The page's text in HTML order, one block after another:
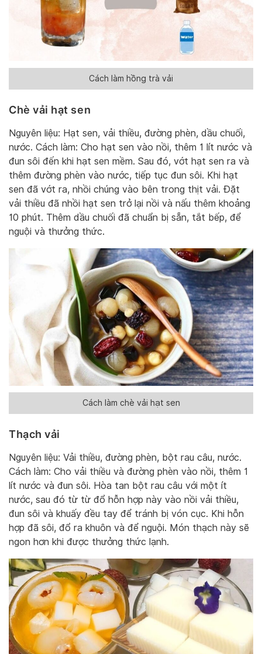
Cách làm hồng trà vải
Chè vải hạt sen
Nguyên liệu: Hạt sen, vải thiều, đường phèn, dầu chuối,
nước. Cách làm: Cho hạt sen vào nồi, thêm 1 lít nước và
đun sôi đến khi hạt sen mềm. Sau đó, vớt hạt sen ra và
thêm đường phèn vào nước, tiếp tục đun sôi. Khi hạt
sen đã vớt ra, nhồi chúng vào bên trong thịt vải. Đặt
vải thiều đã nhồi hạt sen trở lại nồi và nấu thêm khoảng
10 phút. Thêm dầu chuối đã chuẩn bị sẵn, tắt bếp, để
nguội và thưởng thức.
Cách làm chè vải hạt sen
Thạch vải
Nguyên liệu: Vải thiều, đường phèn, bột rau câu, nước.
Cách làm: Cho vải thiều và đường phèn vào nồi, thêm 1
lít nước và đun sôi. Hòa tan bột rau câu với một ít
nước, sau đó từ từ đổ hỗn hợp này vào nồi vải thiều,
đun sôi và khuấy đều tay để tránh bị vón cục. Khi hỗn
hợp đã sôi, đổ ra khuôn và để nguội. Món thạch này sẽ
ngon hơn khi được thưởng thức lạnh.